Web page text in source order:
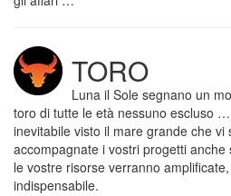
TORO
Luna il Sole segnano un
toro di tutte le età nessuno escluso
inevitabile visto il mare grande che vi
accompagnate i vostri progetti
le vostre risorse verranno
indispensabile.